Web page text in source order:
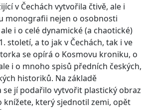
v Čechách vytvořila čtivě, ale i
monografii nejen o osobnosti
i o celé dynamické (a chaotické)
století, a to jak v Čechách, tak i ve
se opírá o Kosmovu kroniku, o
i o mnoho spisů předních českých,
historiků. Na základě
jí podařilo vytvořit plastický obraz
knížete, který sjednotil zemi, opět